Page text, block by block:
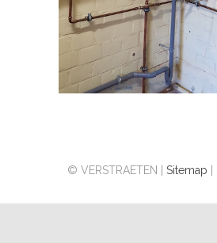
© VERSTRAETEN | Sitemap